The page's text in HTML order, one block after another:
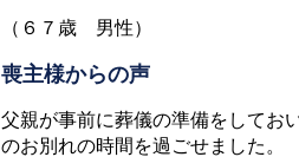
（６７歳 男性）
喪主様からの声
父親が事前に葬儀の準備をしてお
のお別れの時間を過ごせました。